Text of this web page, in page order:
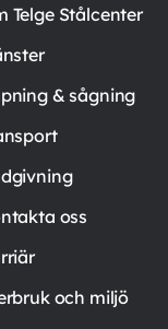
Telge Stålcenter
& sågning
oss
och miljö